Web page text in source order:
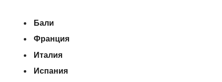
Бали
Франция
Италия
Испания